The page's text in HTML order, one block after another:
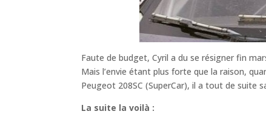
Faute de budget, Cyril a du se résigner fin
Mais l’envie étant plus forte que la raison,
Peugeot 208SC (SuperCar), il a tout de suite
La suite la voilà :